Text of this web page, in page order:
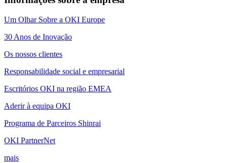
Um Olhar Sobre a OKI Europe
30 Anos de Inovação
Os nossos clientes
Responsabilidade social e empresarial
Escritórios OKI na região EMEA
Aderir à equipa OKI
Programa de Parceiros Shinrai
OKI PartnerNet
mais